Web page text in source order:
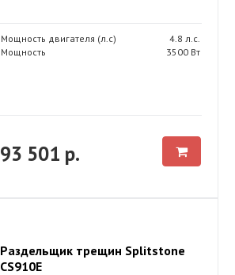
Мощность двигателя (л.с)
4.8 л.с.
Мощность
3500 Вт
93 501 р.
Раздельщик трещин Splitstone
CS910Е